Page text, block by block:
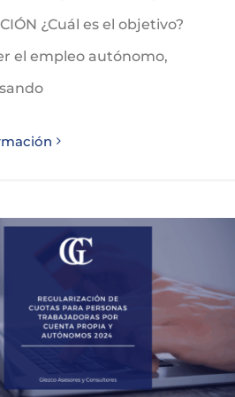
¿Cuál es el objetivo?
el empleo autónomo,